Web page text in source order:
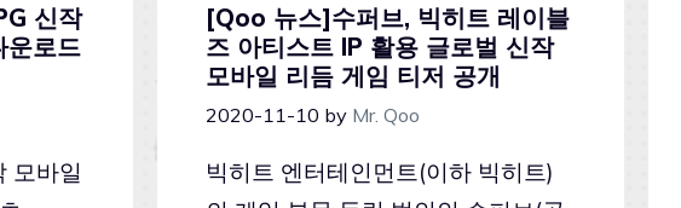
신작
운로드
모바일
[Qoo 뉴스]수퍼브, 빅히트 레이블
즈 아티스트 IP 활용 글로벌 신작
모바일 리듬 게임 티저 공개
2020-11-10 by Mr. Qoo
빅히트 엔터테인먼트(이하 빅히트)